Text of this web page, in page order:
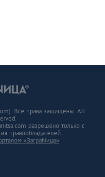
Все права защищены. All
разрешено только с
правообладателей.
«ЗаграNица»